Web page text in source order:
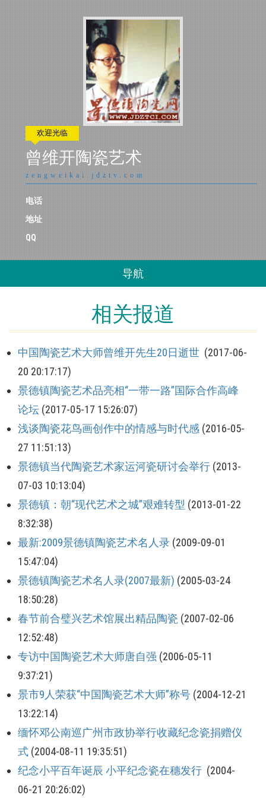
欢迎光临
曾维开陶瓷艺术
zengweikai.jdztv.com
电话
地址
QQ
导航
相关报道
中国陶瓷艺术大师曾维开先生20日逝世 (2017-06-
20 20:17:17)
景德镇陶瓷艺术品亮相“一带一路”国际合作高峰
论坛 (2017-05-17 15:26:07)
浅谈陶瓷花鸟画创作中的情感与时代感 (2016-05-
27 11:51:13)
景德镇当代陶瓷艺术家运河瓷研讨会举行 (2013-
07-03 10:13:04)
景德镇：朝“现代艺术之城”艰难转型 (2013-01-22
8:32:38)
最新:2009景德镇陶瓷艺术名人录 (2009-09-01
15:47:04)
景德镇陶瓷艺术名人录(2007最新) (2005-03-24
18:50:28)
春节前合璧兴艺术馆展出精品陶瓷 (2007-02-06
12:52:48)
专访中国陶瓷艺术大师唐自强 (2006-05-11
9:37:21)
景市9人荣获“中国陶瓷艺术大师”称号 (2004-12-21
13:22:14)
缅怀邓公南巡广州市政协举行收藏纪念瓷捐赠仪
式 (2004-08-11 19:35:51)
纪念小平百年诞辰 小平纪念瓷在穗发行 (2004-
06-21 20:26:02)